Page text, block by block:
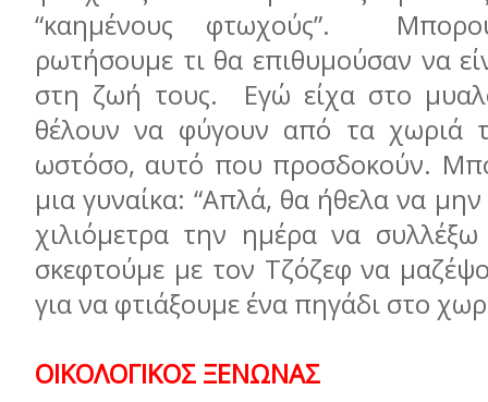
“καημένους φτωχούς”.
ρωτήσουμε τι θα επιθυμούσαν να
στη ζωή τους. Εγώ είχα στο
θέλουν να φύγουν από τα χωριά
ωστόσο, αυτό που προσδοκούν.
μια γυναίκα: “Απλά, θα ήθελα να
χιλιόμετρα την ημέρα να
σκεφτούμε με τον Τζόζεφ να
για να φτιάξουμε ένα πηγάδι στο
ΟΙΚΟΛΟΓΙΚΟΣ ΞΕΝΩΝΑΣ